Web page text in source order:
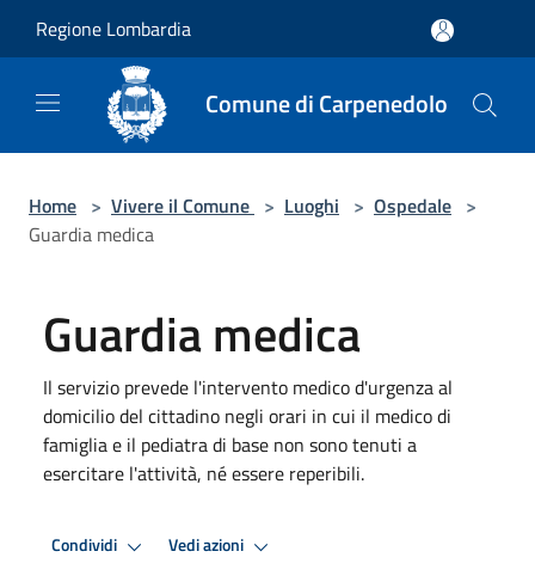
Regione Lombardia
Comune di Carpenedolo
Home > Vivere il Comune > Luoghi > Ospedale >
Guardia medica
Guardia medica
Il servizio prevede l'intervento medico d'urgenza al
domicilio del cittadino negli orari in cui il medico di
famiglia e il pediatra di base non sono tenuti a
esercitare l'attività, né essere reperibili.
Condividi Vedi azioni